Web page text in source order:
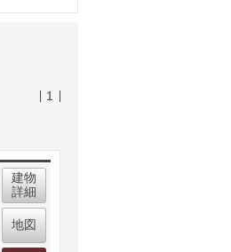
1
建物
詳細
地図